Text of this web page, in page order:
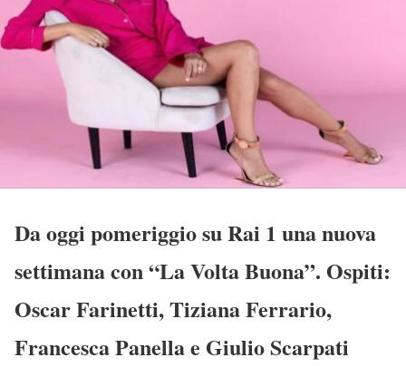
Da oggi pomeriggio su Rai 1 una nuova
settimana con “La Volta Buona”. Ospiti:
Oscar Farinetti, Tiziana Ferrario,
Francesca Panella e Giulio Scarpati